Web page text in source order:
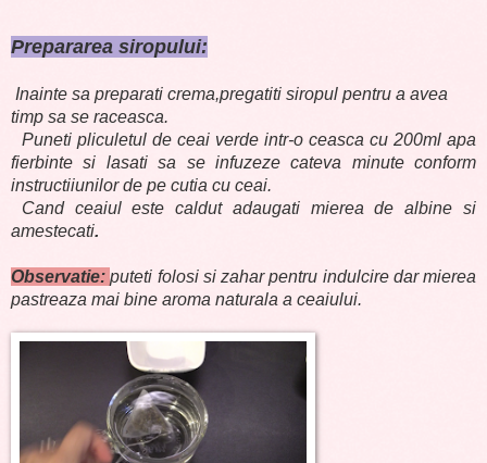
Prepararea siropului:
Inainte sa preparati crema,pregatiti siropul pentru a avea
timp sa se raceasca.
Puneti pliculetul de ceai verde intr-o ceasca cu 200ml apa
fierbinte si lasati sa se infuzeze cateva minute conform
instructiiunilor de pe cutia cu ceai.
Cand ceaiul este caldut adaugati mierea de albine si
amestecati.
Observatie:puteti folosi si zahar pentru indulcire dar mierea
pastreaza mai bine aroma naturala a ceaiului.